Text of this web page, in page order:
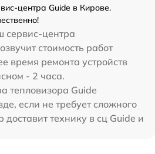
центра Guide в Кирове.
сервис-центра
стоимость работ
время ремонта устройств
- 2 часа.
тепловизора Guide
если не требует сложного
технику в сц Guide и